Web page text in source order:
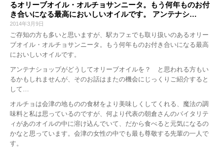
るオリーブオイル・オルチョサンニータ。もう何年ものお付
き合いになる最高においしいオイルです。 アンテナシ…
2014年3月9日
ご存知の方も多いと思いますが、駅カフェでも取り扱いのあるオリー
ブオイル・オルチョサンニータ。もう何年ものお付き合いになる最高
においしいオイルです。
アンテナショップがどうしてオリーブオイルを？ と思われる方もい
るかもしれませんが、そのお話はまたの機会にじっくりご紹介すると
して…
オルチョは会津の地ものの食材をより美味しくしてくれる、魔法の調
味料と私は思っているのですが、何より代表の朝倉さんのバイタリテ
ィがあのオイルの中に溶け込んでいて、だから食べると元気になるの
かなと思っています。会津の女性の中でも最も尊敬する先輩の一人で
す。